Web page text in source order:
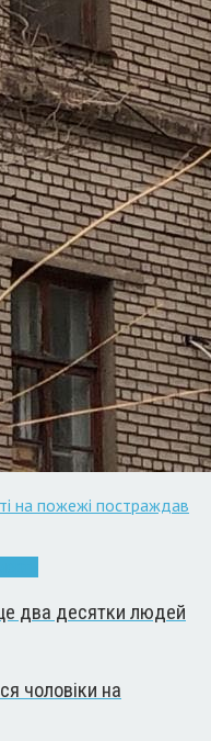
на пожежі постраждав
два десятки людей
чоловіки на